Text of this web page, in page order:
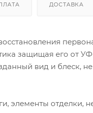
ДОСТАВКА
защищая его от
вид и блеск, не
элементы отделки,